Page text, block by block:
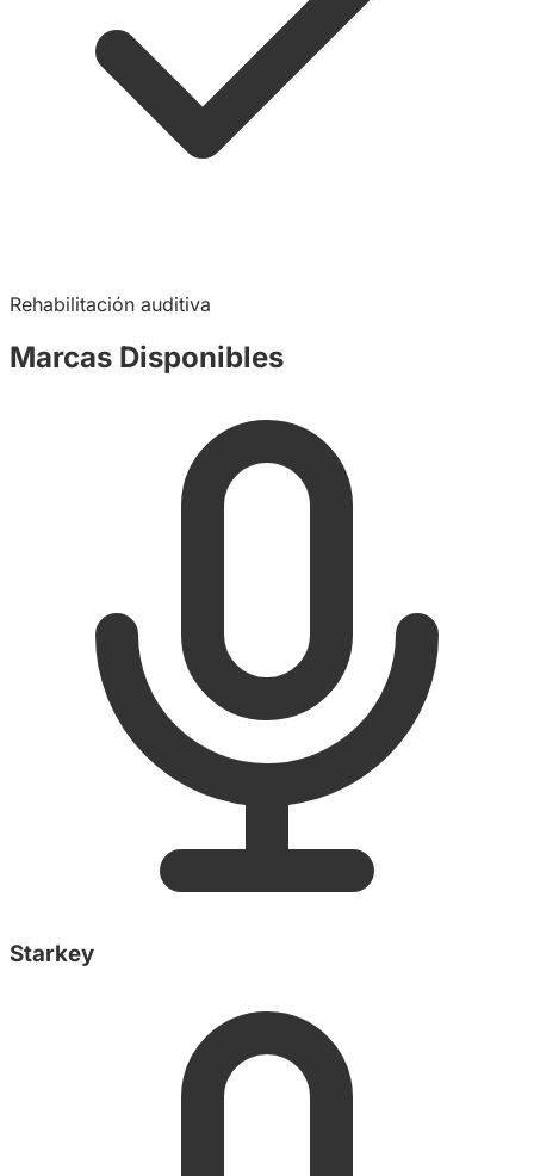
Rehabilitación auditiva
Marcas Disponibles
Starkey